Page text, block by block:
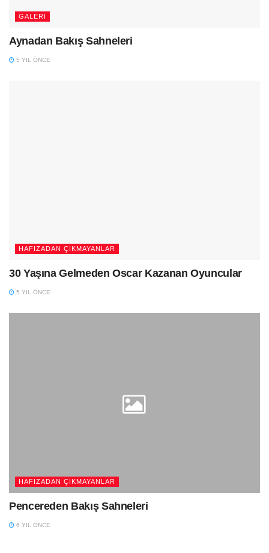
GALERI
Aynadan Bakış Sahneleri
5 YIL ÖNCE
HAFIZADAN ÇIKMAYANLAR
30 Yaşına Gelmeden Oscar Kazanan Oyuncular
5 YIL ÖNCE
HAFIZADAN ÇIKMAYANLAR
Pencereden Bakış Sahneleri
6 YIL ÖNCE